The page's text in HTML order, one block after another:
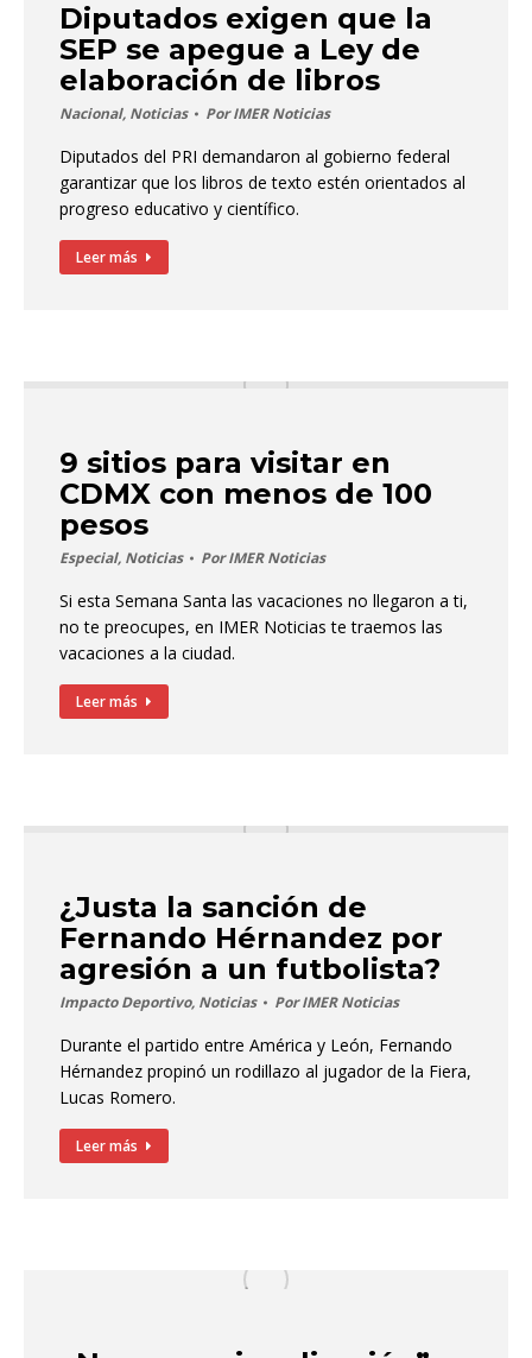
Diputados exigen que la
SEP se apegue a Ley de
elaboración de libros
Nacional, Noticias PorIMER Noticias
Diputados del PRI demandaron al gobierno federal
garantizar que los libros de texto estén orientados al
progreso educativo y científico.
Leer más
9 sitios para visitar en
CDMX con menos de 100
pesos
Especial, Noticias PorIMER Noticias
Si esta Semana Santa las vacaciones no llegaron a ti,
no te preocupes, en IMER Noticias te traemos las
vacaciones a la ciudad.
Leer más
¿Justa la sanción de
Fernando Hérnandez por
agresión a un futbolista?
Impacto Deportivo, Noticias PorIMER Noticias
Durante el partido entre América y León, Fernando
Hérnandez propinó un rodillazo al jugador de la Fiera,
Lucas Romero.
Leer más